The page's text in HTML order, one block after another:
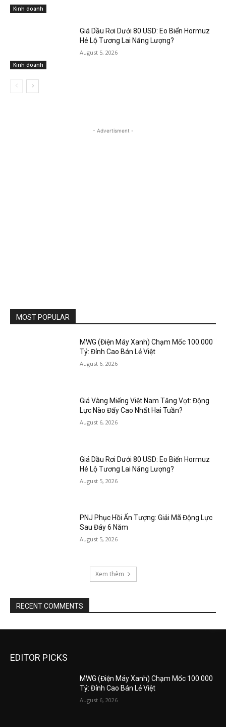
Kinh doanh
Kinh doanh
Giá Dầu Rơi Dưới 80 USD: Eo Biển Hormuz
Hé Lộ Tương Lai Năng Lượng?
August 5, 2026
- Advertisment -
MOST POPULAR
MWG (Điện Máy Xanh) Chạm Mốc 100.000
Tỷ: Đỉnh Cao Bán Lẻ Việt
August 6, 2026
Giá Vàng Miếng Việt Nam Tăng Vọt: Động
Lực Nào Đẩy Cao Nhất Hai Tuần?
August 6, 2026
Giá Dầu Rơi Dưới 80 USD: Eo Biển Hormuz
Hé Lộ Tương Lai Năng Lượng?
August 5, 2026
PNJ Phục Hồi Ấn Tượng: Giải Mã Động Lực
Sau Đáy 6 Năm
August 5, 2026
Xem thêm
RECENT COMMENTS
EDITOR PICKS
MWG (Điện Máy Xanh) Chạm Mốc 100.000
Tỷ: Đỉnh Cao Bán Lẻ Việt
August 6, 2026